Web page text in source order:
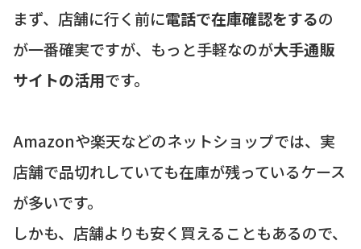
まず、店舗に行く前に電話で在庫確認をするの
が一番確実ですが、もっと手軽なのが大手通販
サイトの活用です。
Amazonや楽天などのネットショップでは、実
店舗で品切れしていても在庫が残っているケース
が多いです。
しかも、店舗よりも安く買えることもあるので、